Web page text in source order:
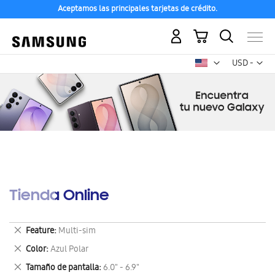
Aceptamos las principales tarjetas de crédito.
USD -
dólar
Mi carrito
Tienda Online
Feature Multi-sim
Eliminar
este
artículo
Color Azul Polar
Eliminar
este
Tamaño de pantalla 6.0" - 6.9"
Eliminar